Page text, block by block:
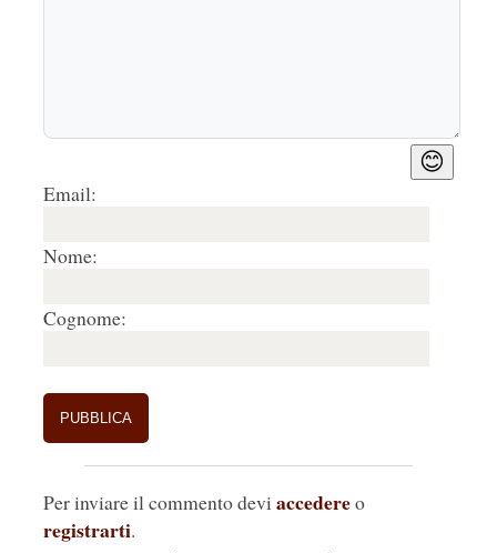
😊
Email:
Nome:
Cognome:
Per inviare il commento devi accedereo
registrarti.